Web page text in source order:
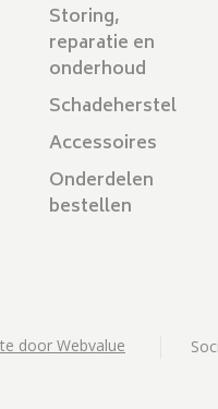
Storing,
reparatie en
onderhoud
Schadeherstel
Accessoires
Onderdelen
bestellen
door Webvalue